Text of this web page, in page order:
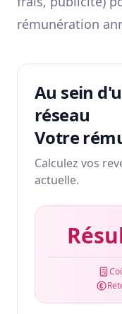
rémunération
Au sein
réseau
Votre
Calculez vos
actuelle.